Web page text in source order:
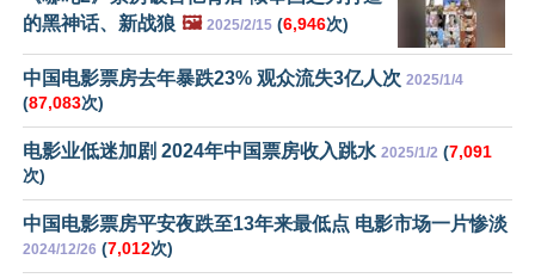
的黑神话、新战狼 🖼️ 2025/2/15 (6,946次)
中国电影票房去年暴跌23% 观众流失3亿人次 2025/1/4
(87,083次)
电影业低迷加剧 2024年中国票房收入跳水 2025/1/2 (7,091
次)
中国电影票房平安夜跌至13年来最低点 电影市场一片惨淡
2024/12/26 (7,012次)